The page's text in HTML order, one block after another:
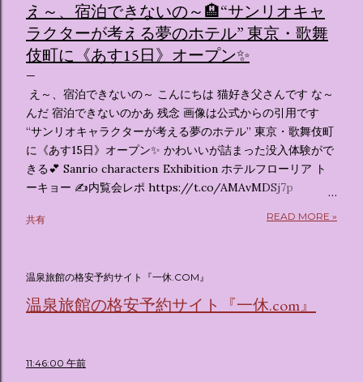
え～、宿泊できないの～🏨“サンリオキャ
ラクターが考える夢のホテル” 東京・歌舞
伎町に《あす15日》オープン✨️
え～、宿泊できないの～ こんにちは 猫好き父さんです な～
んだ 宿泊できないのかあ 残念 画像は公式からの引用です
“サンリオキャラクターが考える夢のホテル” 東京・歌舞伎町
に《あす15日》オープン✨️ かわいいが詰まった没入体験がで
きる💕 Sanrio characters Exhibition ホテルフローリア ト
ーキョー ✍️内覧会レポ https://t.co/AMAvMDSj7p
pic.twitter.com/sKx7uXeXHW — オリコンニュース
(@oricon) July 14, 2026 ホテルフローリア トーキョー
はなく、2026年7月15日から東京・新宿でスタートする サン
リオキャラクターズの体験型・没入型展示イベント の名称で
す。 韓国で話題を呼んだ「サンリオキャラクターが考える夢
陸となります。 まるで本当にラグジュアリーホテルにチェッ
共有 READ MORE »
温泉旅館の格安予約サイト『一休.COM』
温泉旅館の格安予約サイト『一休.com』
11:46:00 午前